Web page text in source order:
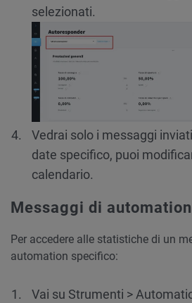
selezionati.
Vedrai solo i messaggi
date specifico, puoi
calendario.
Messaggi di automation
Per accedere alle statistiche di un
automation specifico:
Vai su Strumenti >